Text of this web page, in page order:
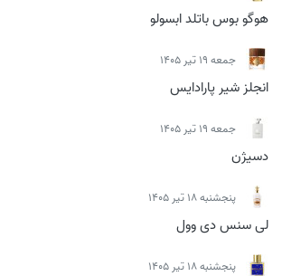
هوگو بوس باتلد ابسولو
جمعه 19 تیر 1405
انجلز شیر پارادایس
جمعه 19 تیر 1405
دسیژن
پنجشنبه 18 تیر 1405
لی سنس دی وول
پنجشنبه 18 تیر 1405